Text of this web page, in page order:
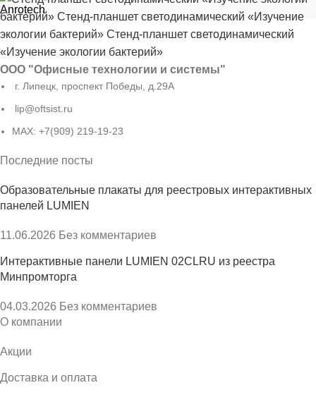
Anrotech
ООО "Офисные технологии и системы"
г. Липецк, проспект Победы, д.29А
lip@oftsist.ru
МАХ: +7(909) 219-19-23
Последние посты
Образовательные плакаты для реестровых интерактивных
панелей LUMIEN
11.06.2026 Без комментариев
Интерактивные панели LUMIEN 02CLRU из реестра
Минпромторга
04.03.2026 Без комментариев
О компании
Акции
Доставка и оплата